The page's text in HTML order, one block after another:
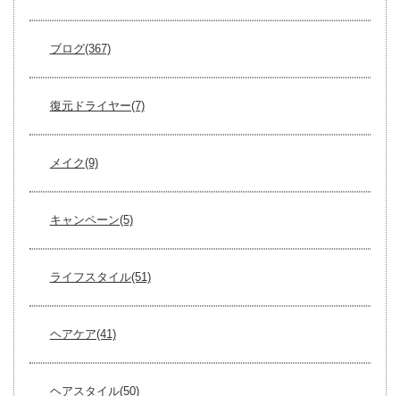
ブログ(367)
復元ドライヤー(7)
メイク(9)
キャンペーン(5)
ライフスタイル(51)
ヘアケア(41)
ヘアスタイル(50)